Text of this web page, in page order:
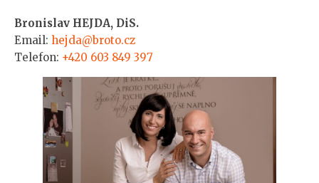
Bronislav HEJDA, DiS.
Email: hejda@broto.cz
Telefon: +420 603 849 397